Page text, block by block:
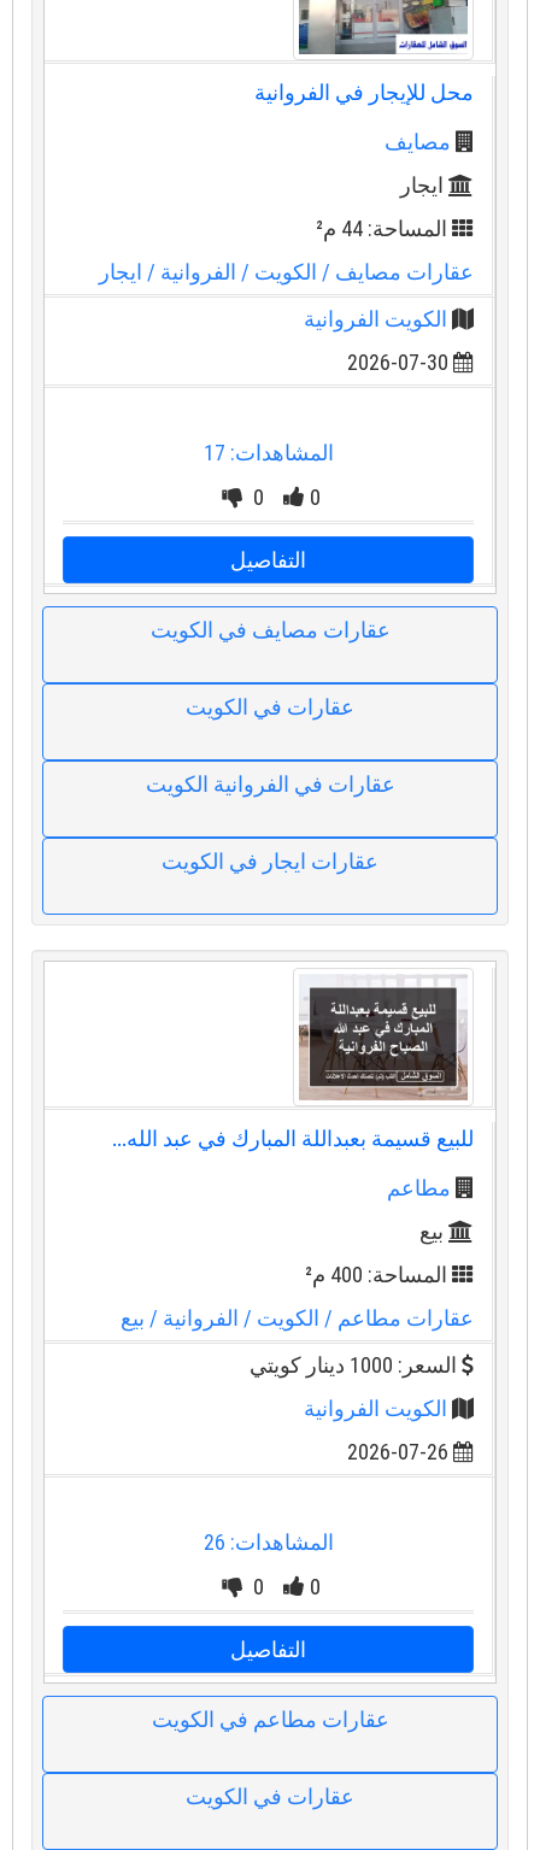
محل للإيجار في الفروانية
مصايف
ايجار
المساحة: 44 م²
عقارات مصايف / الكويت/ الفروانية/ ايجار
الكويت الفروانية
2026-07-30
المشاهدات: 17
0
0
التفاصيل
عقارات مصايف في الكويت
عقارات في الكويت
عقارات في الفروانية الكويت
عقارات ايجار في الكويت
للبيع قسيمة بعبداللة المبارك في عبد الله...
مطاعم
بيع
المساحة: 400 م²
عقارات مطاعم/ الكويت/ الفروانية/ بيع
السعر: 1000 دينار كويتي
الكويت الفروانية
2026-07-26
المشاهدات: 26
0
0
التفاصيل
عقارات مطاعم في الكويت
عقارات في الكويت